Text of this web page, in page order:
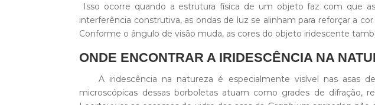
Isso ocorre quando a estrutura física de um objeto faz com que
interferência construtiva, as ondas de luz se alinham para reforçar a
Conforme o ângulo de visão muda, as cores do objeto iridescente
ONDE ENCONTRAR A IRIDESCÊNCIA NA
A iridescência na natureza é especialmente visível nas asas
microscópicas dessas borboletas atuam como grades de